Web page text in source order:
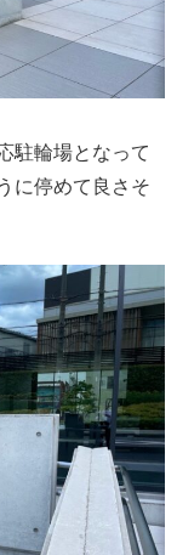
駐輪場となって
に停めて良さそ